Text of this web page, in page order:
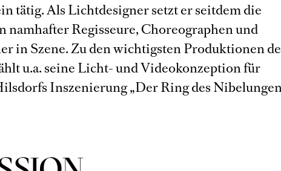
tätig. Als Lichtdesigner setzt er seitdem die
namhafter Regisseure, Choreographen und
in Szene. Zu den wichtigsten Produktionen
u.a. seine Licht- und Videokonzeption für
Inszenierung „Der Ring des